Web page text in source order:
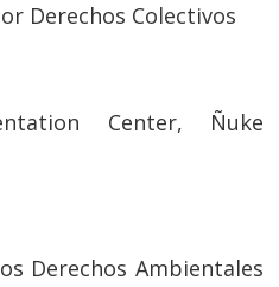
Derechos Colectivos
Center, Ñuke
Derechos Ambientales